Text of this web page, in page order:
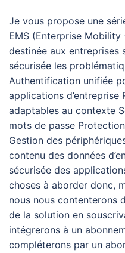
Je vous propose une
EMS (Enterprise
destinée aux entreprises
sécurisée les
Authentification unifiée
applications d’entreprise
adaptables au contexte
mots de passe
Gestion des
contenu des données
sécurisée des
choses à aborder donc,
nous nous contenterons
de la solution en
intégrerons à un
compléterons par un